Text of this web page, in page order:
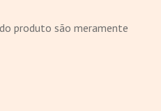
produto são meramente